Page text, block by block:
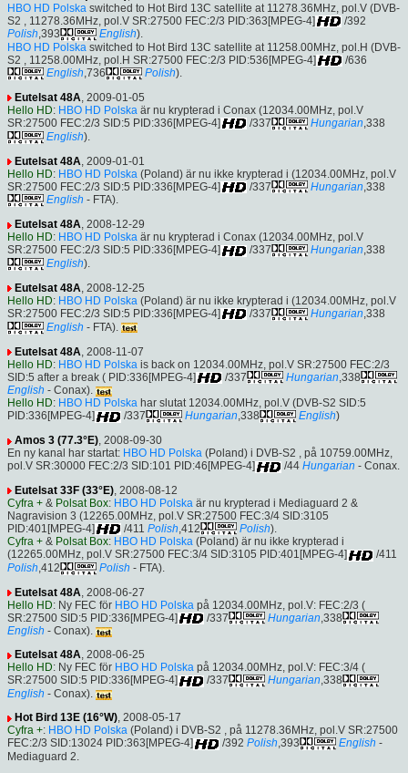
HBO HD Polska switched to Hot Bird 13C satellite at 11278.36MHz, pol.V (DVB-
S2 , 11278.36MHz, pol.V SR:27500 FEC:2/3 PID:363[MPEG-4]
/392
Polish,393 English).
HBO HD Polska switched to Hot Bird 13C satellite at 11258.00MHz, pol.H (DVB-
S2 , 11258.00MHz, pol.H SR:27500 FEC:2/3 PID:536[MPEG-4]
/636
English,736 Polish).
Eutelsat 48A, 2009-01-05
Hello HD: HBO HD Polska är nu krypterad i Conax (12034.00MHz, pol.V
SR:27500 FEC:2/3 SID:5 PID:336[MPEG-4]
/337 Hungarian,338
English).
Eutelsat 48A , 2009-01-01
Hello HD: HBO HD Polska (Poland) är nu ikke krypterad i (12034.00MHz, pol.V
SR:27500 FEC:2/3 SID:5 PID:336[MPEG-4]
/337 Hungarian ,338
English - FTA).
Eutelsat 48A, 2008-12-29
Hello HD: HBO HD Polska är nu krypterad i Conax (12034.00MHz, pol.V
SR:27500 FEC:2/3 SID:5 PID:336[MPEG-4]
/337 Hungarian,338
English).
Eutelsat 48A, 2008-12-25
Hello HD: HBO HD Polska (Poland) är nu ikke krypterad i (12034.00MHz, pol.V
SR:27500 FEC:2/3 SID:5 PID:336[MPEG-4]
/337 Hungarian,338
English - FTA).
Eutelsat 48A , 2008-11-07
Hello HD: HBO HD Polska is back on 12034.00MHz, pol.V SR:27500 FEC:2/3
SID:5 after a break ( PID:336[MPEG-4]
/337 Hungarian ,338
English - Conax).
Hello HD: HBO HD Polska har slutat 12034.00MHz, pol.V (DVB-S2 SID:5
PID:336[MPEG-4]
/337 Hungarian,338 English)
Amos 3 (77.3°E), 2008-09-30
En ny kanal har startat: HBO HD Polska (Poland) i DVB-S2 , på 10759.00MHz,
pol.V SR:30000 FEC:2/3 SID:101 PID:46[MPEG-4]
/44 Hungarian - Conax.
Eutelsat 33F (33°E) , 2008-08-12
Cyfra + & Polsat Box: HBO HD Polska är nu krypterad i Mediaguard 2 &
Nagravision 3 (12265.00MHz, pol.V SR:27500 FEC:3/4 SID:3105
PID:401[MPEG-4]
/411 Polish ,412 Polish).
Cyfra + & Polsat Box: HBO HD Polska (Poland) är nu ikke krypterad i
(12265.00MHz, pol.V SR:27500 FEC:3/4 SID:3105 PID:401[MPEG-4]
/411
Polish ,412 Polish - FTA).
Eutelsat 48A , 2008-06-27
Hello HD: Ny FEC för HBO HD Polska på 12034.00MHz, pol.V: FEC:2/3 (
SR:27500 SID:5 PID:336[MPEG-4]
/337 Hungarian ,338
English - Conax).
Eutelsat 48A, 2008-06-25
Hello HD: Ny FEC för HBO HD Polska på 12034.00MHz, pol.V: FEC:3/4 (
SR:27500 SID:5 PID:336[MPEG-4]
/337 Hungarian,338
English - Conax).
Hot Bird 13E (16°W), 2008-05-17
Cyfra +: HBO HD Polska (Poland) i DVB-S2 , på 11278.36MHz, pol.V SR:27500
FEC:2/3 SID:13024 PID:363[MPEG-4]
/392 Polish,393 English -
Mediaguard 2.